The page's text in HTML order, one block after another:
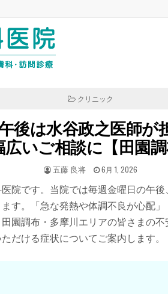
POSTED
クリニック
後は水谷政之医師
いご相談に【田園調
POSTED
五藤 良将
POSTED
6月 1, 2026
院です。当院では毎週金曜日の午
す。「急な発熱や体調不良が心配
園調布・多摩川エリアの皆さまの不
だける症状についてご案内します。